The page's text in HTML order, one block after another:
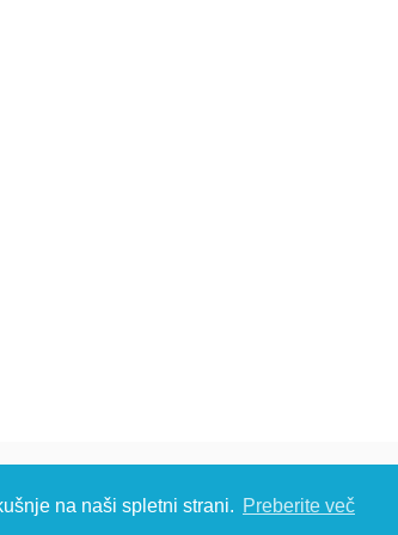
na naši spletni strani. Preberite več
220, F: +386 (0)7 35 65 232, E:
info@kambic.com-Zasebnost in